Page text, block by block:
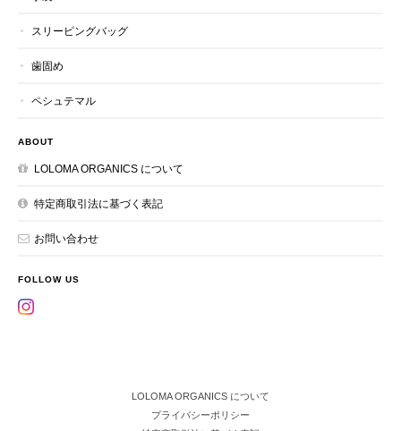
スリーピングバッグ
歯固め
ペシュテマル
ABOUT
LOLOMA ORGANICS について
特定商取引法に基づく表記
お問い合わせ
FOLLOW US
LOLOMA ORGANICS について
プライバシーポリシー